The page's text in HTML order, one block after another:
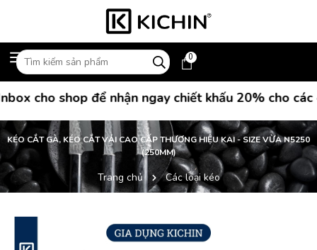
0
cho shop để nhận ngay chiết khấu 20% cho các
KÉO CẮT GÀ, KÉO CẮT VẢI CAO CẤP THƯƠNG HIỆU KAI - SIZE VỪA N5250
(250MM)
Trang chủ Các loại kéo